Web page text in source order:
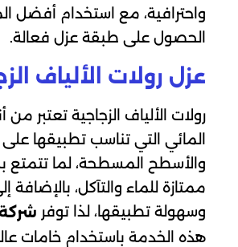
واحترافية، مع استخدام أفضل
الحصول على طبقة عزل فعالة.
عزل رولات الألياف
رولات الألياف الزجاجية تعتبر من
المائي التي تناسب تطبيقها على
والأسطح المسطحة، لما
ممتازة للماء والتآكل، بالإضافة
وسهولة تطبيقها، لذا توفر
هذه الخدمة باستخدام خامات